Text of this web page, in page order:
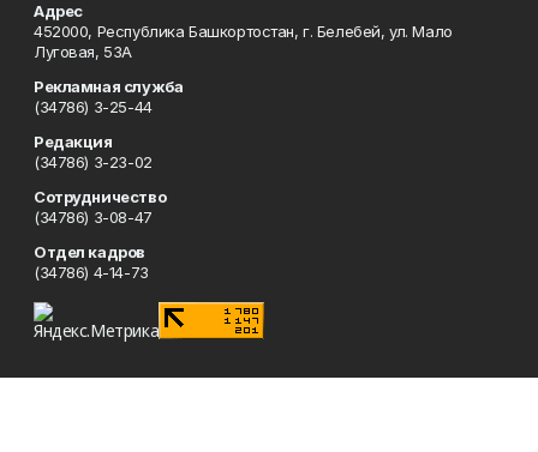
Адрес
452000, Республика Башкортостан, г. Белебей, ул. Мало
Луговая, 53А
Рекламная служба
(34786) 3-25-44
Редакция
(34786) 3-23-02
Сотрудничество
(34786) 3-08-47
Отдел кадров
(34786) 4-14-73